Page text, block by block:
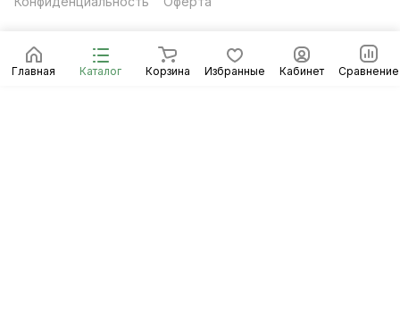
Главная Каталог Корзина Избранные Кабинет Сравнение